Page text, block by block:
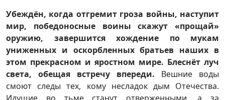
Убеждён, когда отгремит гроза войны, наступит
мир, победоносные воины скажут «прощай»
оружию, завершится хождение по мукам
униженных и оскорбленных братьев наших в
этом прекрасном и яростном мире. Блеснёт луч
света, обещая встречу впереди. Вешние воды
смоют следы тех, кому несладок дым Отечества.